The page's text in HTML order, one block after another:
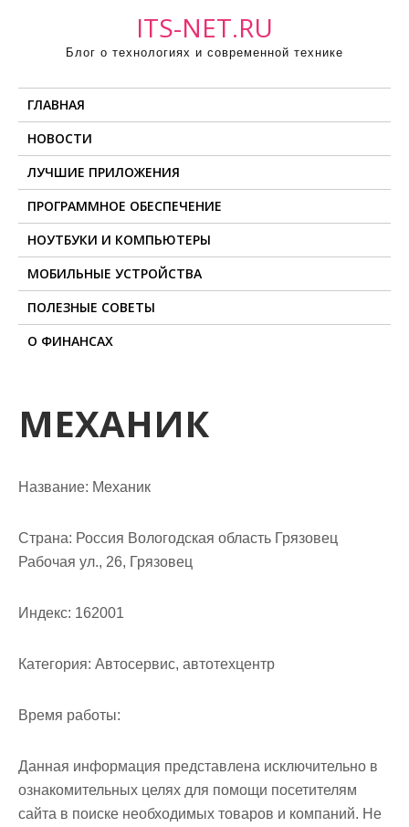
ITS-NET.RU
Блог о технологиях и современной технике
ГЛАВНАЯ
НОВОСТИ
ЛУЧШИЕ ПРИЛОЖЕНИЯ
ПРОГРАММНОЕ ОБЕСПЕЧЕНИЕ
НОУТБУКИ И КОМПЬЮТЕРЫ
МОБИЛЬНЫЕ УСТРОЙСТВА
ПОЛЕЗНЫЕ СОВЕТЫ
О ФИНАНСАХ
МЕХАНИК
Название: Механик
Страна: Россия Вологодская область Грязовец
Рабочая ул., 26, Грязовец
Индекс: 162001
Категория: Автосервис, автотехцентр
Время работы:
Данная информация представлена исключительно в
ознакомительных целях для помощи посетителям
сайта в поиске необходимых товаров и компаний. Не